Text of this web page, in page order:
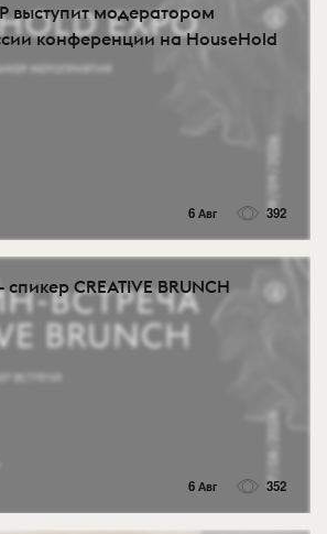
выступит модератором
конференции на HouseHold
6 Авг 392
CREATIVE BRUNCH
6 Авг 352